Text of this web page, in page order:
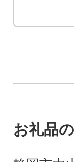
お礼品